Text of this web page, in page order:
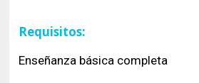
Requisitos:
Enseñanza básica completa